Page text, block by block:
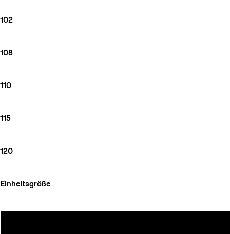
102
108
110
115
120
Einheitsgröße